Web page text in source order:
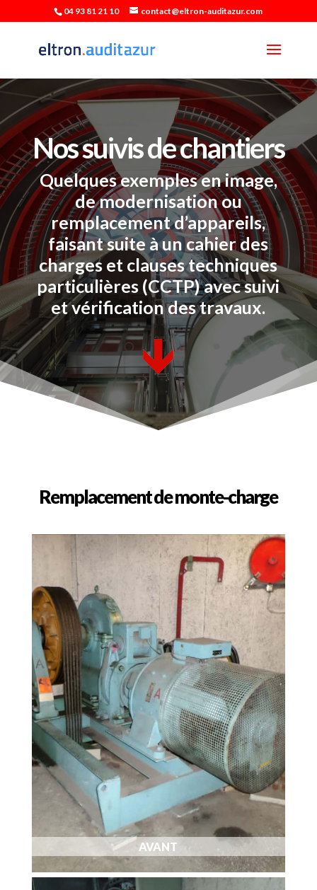
04 93 81 21 10 contact@eltron-auditazur.com
Nos suivis de chantiers
Quelques exemples en image,
de modernisation ou
remplacement d’appareils,
faisant suite à un cahier des
charges et clauses techniques
particulières (CCTP) avec suivi
et vérification des travaux.
Remplacement de monte-charge
AVANT